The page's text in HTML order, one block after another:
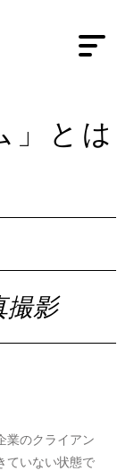
」とは
撮影
業のクライアン
ていない状態で